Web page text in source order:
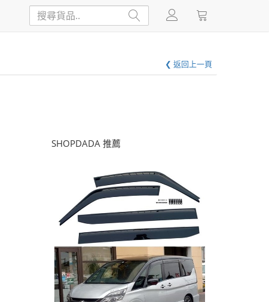
❮ 返回上一頁
SHOPDADA 推薦